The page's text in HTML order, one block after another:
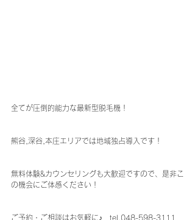
全てが圧倒的能力な最新型脱毛機！
熊谷,深谷,本庄エリアでは地域独占導入です！
無料体験&カウンセリングも大歓迎ですので、是非こ
の機会にご体感ください！
ご予約・ご相談はお気軽に♪　tel.048-598-3111